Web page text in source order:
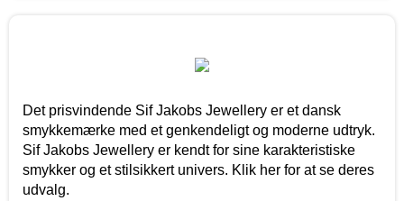
Det prisvindende Sif Jakobs Jewellery er et dansk
smykkemærke med et genkendeligt og moderne udtryk.
Sif Jakobs Jewellery er kendt for sine karakteristiske
smykker og et stilsikkert univers. Klik her for at se deres
udvalg.